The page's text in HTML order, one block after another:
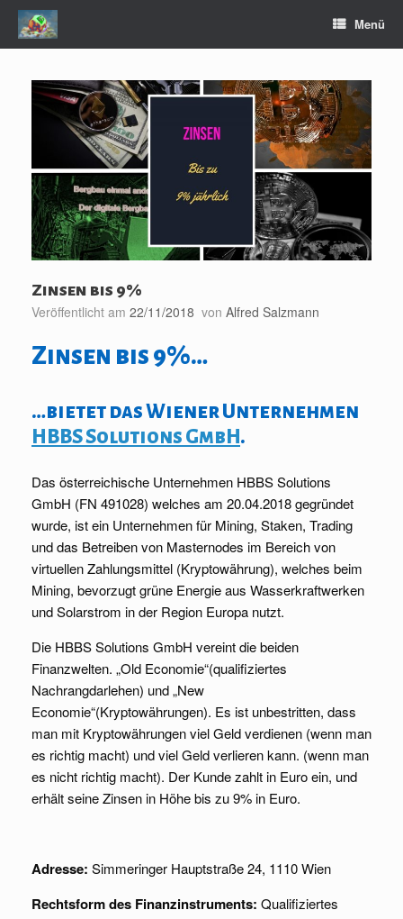
Zum
Inhalt
springen
Menü
Zinsen bis 9%
Veröffentlicht am 22/11/2018 von Alfred Salzmann
Zinsen bis 9%…
…bietet das Wiener Unternehmen
HBBS Solutions GmbH .
Das österreichische Unternehmen HBBS Solutions
GmbH (FN 491028) welches am 20.04.2018 gegründet
wurde, ist ein Unternehmen für Mining, Staken, Trading
und das Betreiben von Masternodes im Bereich von
virtuellen Zahlungsmittel (Kryptowährung), welches beim
Mining, bevorzugt grüne Energie aus Wasserkraftwerken
und Solarstrom in der Region Europa nutzt.
Die HBBS Solutions GmbH vereint die beiden
Finanzwelten. „Old Economie“(qualifiziertes
Nachrangdarlehen) und „New
Economie“(Kryptowährungen). Es ist unbestritten, dass
man mit Kryptowährungen viel Geld verdienen (wenn man
es richtig macht) und viel Geld verlieren kann. (wenn man
es nicht richtig macht). Der Kunde zahlt in Euro ein, und
erhält seine Zinsen in Höhe bis zu 9% in Euro.
Adresse: Simmeringer Hauptstraße 24, 1110 Wien
Rechtsform des Finanzinstruments: Qualifiziertes